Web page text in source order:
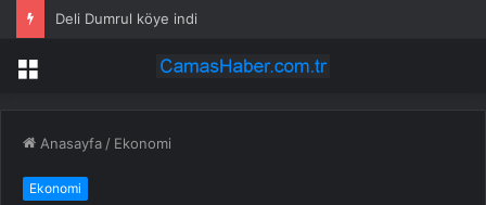
Deli Dumrul köye indi
Menü
Anasayfa / Ekonomi
Ekonomi